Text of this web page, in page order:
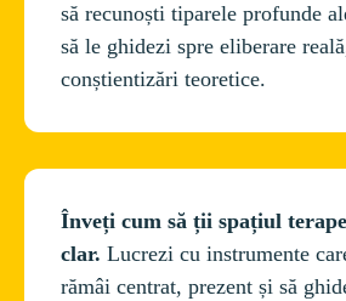
să recunoști tiparele profunde
să le ghidezi spre eliberare
Înveți cum să ții spațiul
clar. Lucrezi cu instrumente
rămâi centrat, prezent și să